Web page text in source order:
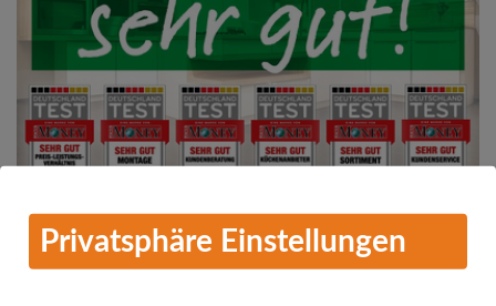
Mehr Informationen
Privatsphäre Einstellungen